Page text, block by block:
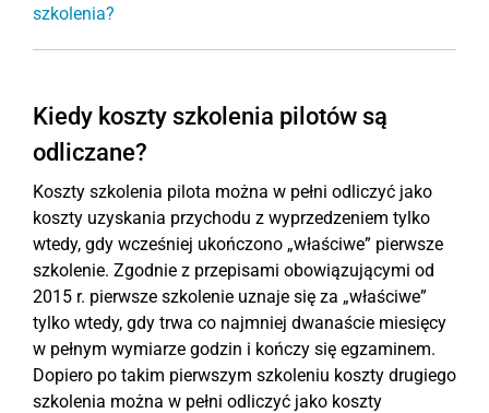
szkolenia?
Kiedy koszty szkolenia pilotów są
odliczane?
Koszty szkolenia pilota można w pełni odliczyć jako
koszty uzyskania przychodu z wyprzedzeniem tylko
wtedy, gdy wcześniej ukończono „właściwe” pierwsze
szkolenie. Zgodnie z przepisami obowiązującymi od
2015 r. pierwsze szkolenie uznaje się za „właściwe”
tylko wtedy, gdy trwa co najmniej dwanaście miesięcy
w pełnym wymiarze godzin i kończy się egzaminem.
Dopiero po takim pierwszym szkoleniu koszty drugiego
szkolenia można w pełni odliczyć jako koszty